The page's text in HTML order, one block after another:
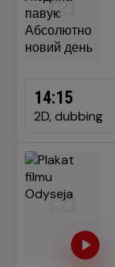
14:15
2D, dubbing